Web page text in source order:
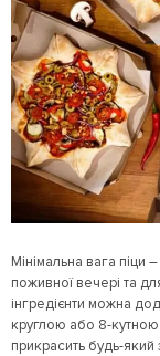
Мінімальна вага піци
поживної вечері та
інгредієнти можна
круглою або 8-
прикрасить будь-